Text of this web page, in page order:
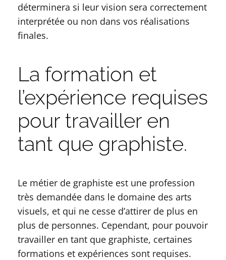
déterminera si leur vision sera correctement
interprétée ou non dans vos réalisations
finales.
La formation et
l’expérience requises
pour travailler en
tant que graphiste.
Le métier de graphiste est une profession
très demandée dans le domaine des arts
visuels, et qui ne cesse d’attirer de plus en
plus de personnes. Cependant, pour pouvoir
travailler en tant que graphiste, certaines
formations et expériences sont requises.